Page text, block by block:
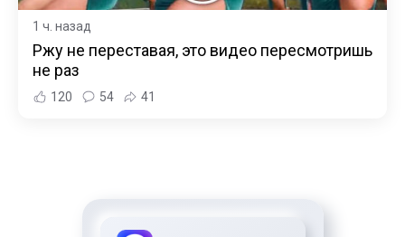
1 ч. назад
Ржу не переставая, это видео пересмотришь
не раз
120 54 41